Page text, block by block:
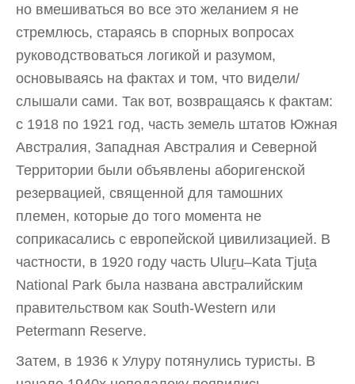
но вмешиваться во все это желанием я не
стремлюсь, стараясь в спорных вопросах
руководствоваться логикой и разумом,
основываясь на фактах и том, что видели/
слышали сами. Так вот, возвращаясь к фактам:
с 1918 по 1921 год, часть земель штатов Южная
Австралия, Западная Австралия и Северной
Территории были объявлены аборигенской
резервацией, священной для тамошних
племен, которые до того момента не
соприкасались с европейской цивилизацией. В
частности, в 1920 году часть Uluṟu–Kata Tjuṯa
National Park была названа австралийским
правительством как South-Western или
Petermann Reserve.
Затем, в 1936 к Улуру потянулись туристы. В